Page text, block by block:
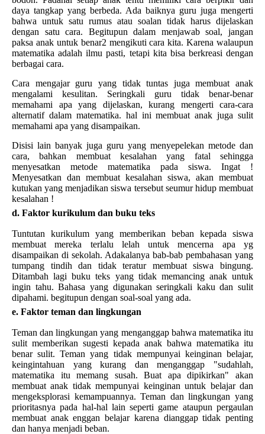
daya tangkap yang berbeda. Ada baiknya guru juga mengerti
bahwa untuk satu rumus atau soalan tidak harus dijelaskan
dengan satu cara. Begitupun dalam menjawab soal, jangan
paksa anak untuk benar2 mengikuti cara kita. Karena walaupun
matematika adalah ilmu pasti, tetapi kita bisa berkreasi dengan
berbagai cara.
Cara mengajar guru yang tidak tuntas juga membuat anak
mengalami kesulitan. Seringkali guru tidak benar-benar
memahami apa yang dijelaskan, kurang mengerti cara-cara
alternatif dalam matematika. hal ini membuat anak juga sulit
memahami apa yang disampaikan.
Disisi lain banyak juga guru yang menyepelekan metode dan
cara, bahkan membuat kesalahan yang fatal sehingga
menyesatkan metode matematika pada siswa. Ingat !
Menyesatkan dan membuat kesalahan siswa, akan membuat
kutukan yang menjadikan siswa tersebut seumur hidup membuat
kesalahan !
d. Faktor kurikulum dan buku teks
Tuntutan kurikulum yang memberikan beban kepada siswa
membuat mereka terlalu lelah untuk mencerna apa yg
disampaikan di sekolah. Adakalanya bab-bab pembahasan yang
tumpang tindih dan tidak teratur membuat siswa bingung.
Ditambah lagi buku teks yang tidak memancing anak untuk
ingin tahu. Bahasa yang digunakan seringkali kaku dan sulit
dipahami. begitupun dengan soal-soal yang ada.
e. Faktor teman dan lingkungan
Teman dan lingkungan yang menganggap bahwa matematika itu
sulit memberikan sugesti kepada anak bahwa matematika itu
benar sulit. Teman yang tidak mempunyai keinginan belajar,
keingintahuan yang kurang dan menganggap "sudahlah,
matematika itu memang susah. Buat apa dipikirkan" akan
membuat anak tidak mempunyai keinginan untuk belajar dan
mengeksplorasi kemampuannya. Teman dan lingkungan yang
prioritasnya pada hal-hal lain seperti game ataupun pergaulan
membuat anak enggan belajar karena dianggap tidak penting
dan hanya menjadi beban.